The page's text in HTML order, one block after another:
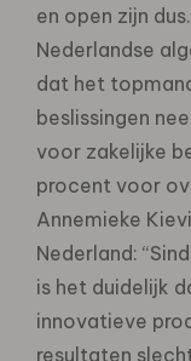
en open zijn
Nederlandse
dat het
beslissingen
voor zakelijke
procent voor
Annemieke
Nederland:
is het duidelijk
innovatieve
resultaten